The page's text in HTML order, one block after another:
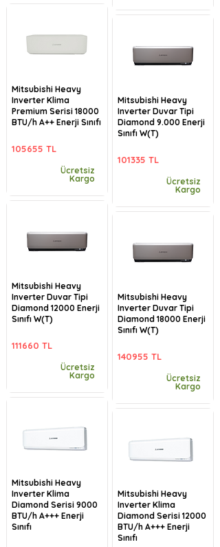
Mitsubishi Heavy
Inverter Klima
Premium Serisi 18000
BTU/h A++ Enerji Sınıfı
105655 TL
Ücretsiz
Kargo
Mitsubishi Heavy
Inverter Duvar Tipi
Diamond 12000 Enerji
Sınıfı W(T)
111660 TL
Ücretsiz
Kargo
Mitsubishi Heavy
Inverter Klima
Diamond Serisi 9000
BTU/h A+++ Enerji
Sınıfı
Mitsubishi Heavy
Inverter Duvar Tipi
Diamond 9.000 Enerji
Sınıfı W(T)
101335 TL
Ücretsiz
Kargo
Mitsubishi Heavy
Inverter Duvar Tipi
Diamond 18000 Enerji
Sınıfı W(T)
140955 TL
Ücretsiz
Kargo
Mitsubishi Heavy
Inverter Klima
Diamond Serisi 12000
BTU/h A+++ Enerji
Sınıfı